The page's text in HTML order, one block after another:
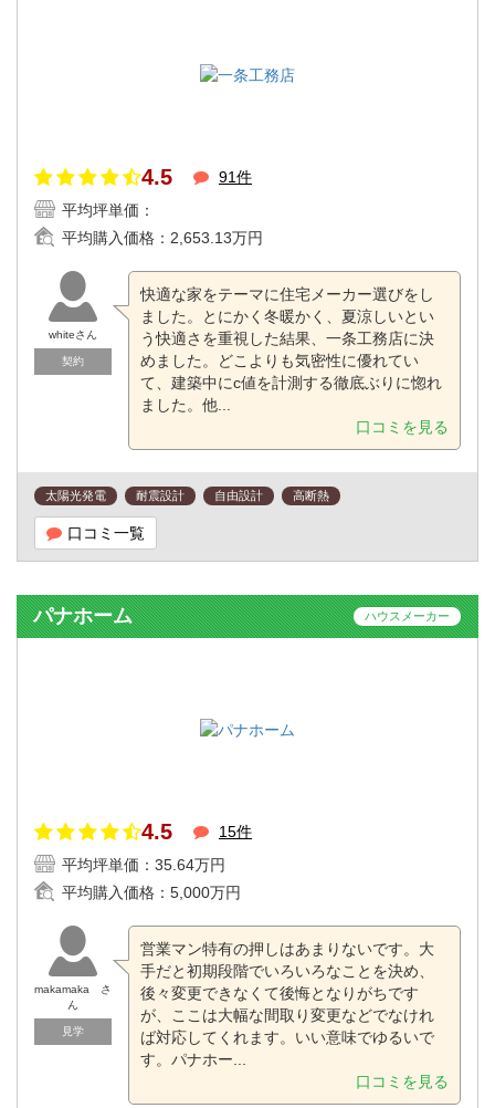
4.5
91件
平均坪単価：
平均購入価格： 2,653.13万円
whiteさん
契約
快適な家をテーマに住宅メーカー選びをし
ました。とにかく冬暖かく、夏涼しいとい
う快適さを重視した結果、一条工務店に決
めました。どこよりも気密性に優れてい
て、建築中にc値を計測する徹底ぶりに惚れ
ました。他...
口コミを見る
太陽光発電 耐震設計 自由設計 高断熱
口コミ一覧
パナホーム ハウスメーカー
4.5
15件
平均坪単価： 35.64万円
平均購入価格： 5,000万円
makamaka さ
ん
見学
営業マン特有の押しはあまりないです。大
手だと初期段階でいろいろなことを決め、
後々変更できなくて後悔となりがちです
が、ここは大幅な間取り変更などでなけれ
ば対応してくれます。いい意味でゆるいで
す。パナホー...
口コミを見る